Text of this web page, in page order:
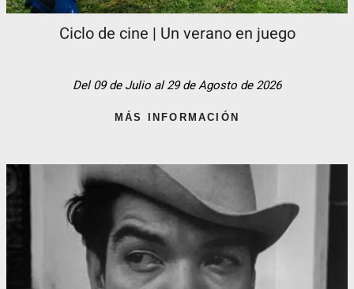
Ciclo de cine | Un verano en juego
Del 09 de Julio al 29 de Agosto de 2026
MÁS INFORMACIÓN